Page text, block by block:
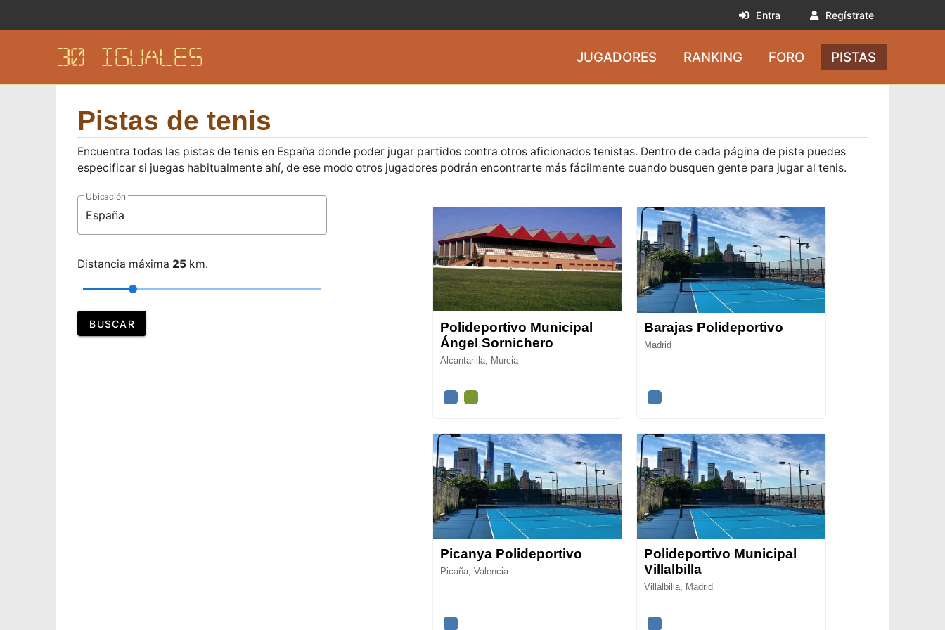
Entra Regístrate
30 IGUALES JUGADORES RANKING FORO PISTAS
Pistas de tenis
Encuentra todas las pistas de tenis en España donde poder jugar partidos contra otros aficionados tenistas. Dentro de cada página de pista puedes
especificar si juegas habitualmente ahí, de ese modo otros jugadores podrán encontrarte más fácilmente cuando busquen gente para jugar al tenis.
Ubicación
Distancia máxima 25 km.
BUSCAR
Polideportivo Municipal
Ángel Sornichero
Alcantarilla, Murcia
Barajas Polideportivo
Madrid
Picanya Polideportivo
Picaña, Valencia
Polideportivo Municipal
Villalbilla
Villalbilla, Madrid